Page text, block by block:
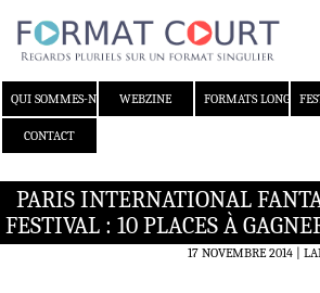
QUI SOMMES-NOUS ?WEBZINE FORMATS LONGS
CONTACT
PARIS INTERNATIONAL
FESTIVAL : 10 PLACES À
17 NOVEMBRE 2014